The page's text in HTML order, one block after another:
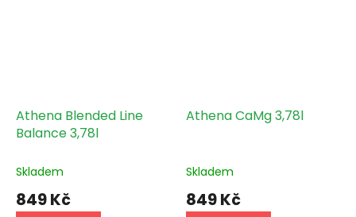
Athena Blended Line
Balance 3,78l
Skladem
849 Kč
Athena CaMg 3,78l
Skladem
849 Kč